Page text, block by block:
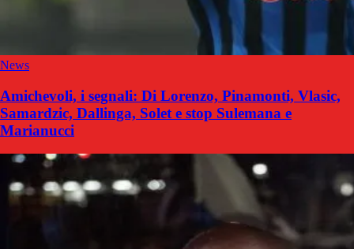
News
Amichevoli, i segnali: Di Lorenzo, Pinamonti, Vlasic,
Samardzic, Dallinga, Solet e stop Sulemana e
Marianucci